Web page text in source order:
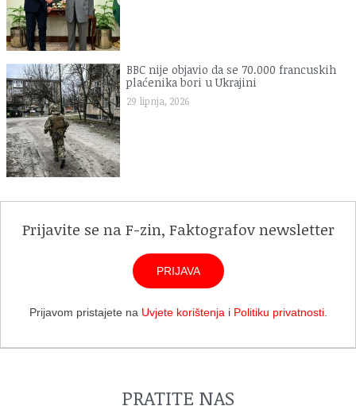
BBC nije objavio da se 70.000 francuskih
plaćenika bori u Ukrajini
29 lipnja, 2026
Prijavite se na F-zin, Faktografov newsletter
PRIJAVA
Prijavom pristajete na Uvjete korištenja i Politiku privatnosti.
PRATITE NAS